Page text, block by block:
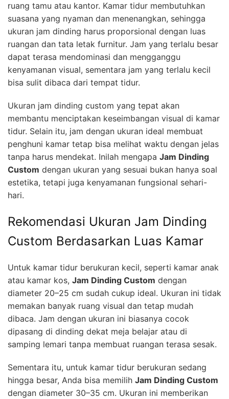
ruang tamu atau kantor. Kamar tidur membutuhkan
suasana yang nyaman dan menenangkan, sehingga
ukuran jam dinding harus proporsional dengan luas
ruangan dan tata letak furnitur. Jam yang terlalu besar
dapat terasa mendominasi dan mengganggu
kenyamanan visual, sementara jam yang terlalu kecil
bisa sulit dibaca dari tempat tidur.
Ukuran jam dinding custom yang tepat akan
membantu menciptakan keseimbangan visual di kamar
tidur. Selain itu, jam dengan ukuran ideal membuat
penghuni kamar tetap bisa melihat waktu dengan jelas
tanpa harus mendekat. Inilah mengapa Jam Dinding
Custom dengan ukuran yang sesuai bukan hanya soal
estetika, tetapi juga kenyamanan fungsional sehari-
hari.
Rekomendasi Ukuran Jam Dinding
Custom Berdasarkan Luas Kamar
Untuk kamar tidur berukuran kecil, seperti kamar anak
atau kamar kos, Jam Dinding Custom dengan
diameter 20–25 cm sudah cukup ideal. Ukuran ini tidak
memakan banyak ruang visual dan tetap mudah
dibaca. Jam dengan ukuran ini biasanya cocok
dipasang di dinding dekat meja belajar atau di
samping lemari tanpa membuat ruangan terasa sesak.
Sementara itu, untuk kamar tidur berukuran sedang
hingga besar, Anda bisa memilih Jam Dinding Custom
dengan diameter 30–35 cm. Ukuran ini memberikan